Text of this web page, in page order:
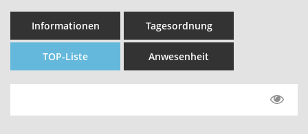
Informationen Tagesordnung
TOP-Liste Anwesenheit